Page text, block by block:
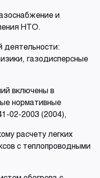
и
НТО.
деятельности:
газодисперсные
включены в
нормативные
02-2003 (2004),
расчету легких
с теплопроводными